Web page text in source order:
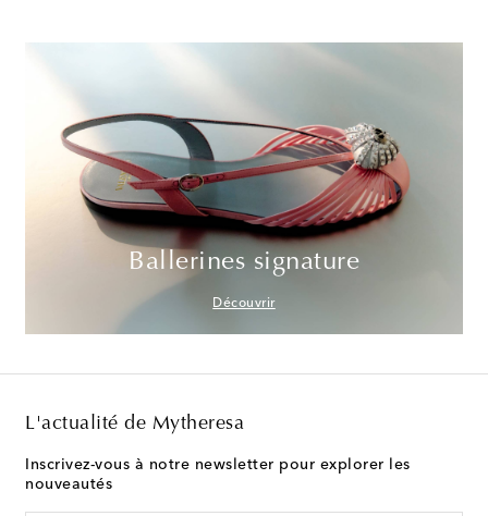
Ballerines signature
Découvrir
L'actualité de Mytheresa
Inscrivez-vous à notre newsletter pour explorer les
nouveautés